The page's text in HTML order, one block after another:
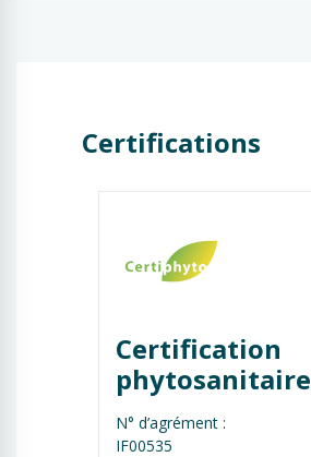
Certifications
Certification
phytosanitaire
N° d’agrément :
IF00535